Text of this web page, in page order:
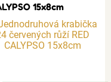
15x8cm